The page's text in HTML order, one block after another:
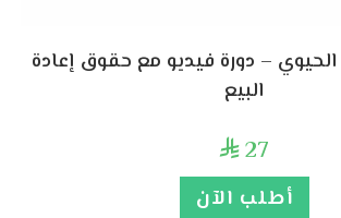
الحيوي – دورة فيديو مع حقوق إعادة
البيع
27
أطلب الآن